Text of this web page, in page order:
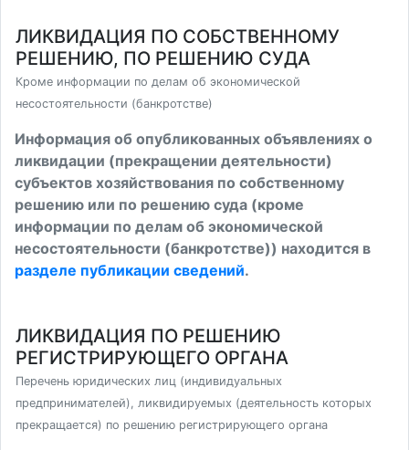
ЛИКВИДАЦИЯ ПО СОБСТВЕННОМУ
РЕШЕНИЮ, ПО РЕШЕНИЮ СУДА
Кроме информации по делам об экономической
несостоятельности (банкротстве)
Информация об опубликованных объявлениях о
ликвидации (прекращении деятельности)
субъектов хозяйствования по собственному
решению или по решению суда (кроме
информации по делам об экономической
несостоятельности (банкротстве)) находится в
разделе публикации сведений.
ЛИКВИДАЦИЯ ПО РЕШЕНИЮ
РЕГИСТРИРУЮЩЕГО ОРГАНА
Перечень юридических лиц (индивидуальных
предпринимателей), ликвидируемых (деятельность которых
прекращается) по решению регистрирующего органа